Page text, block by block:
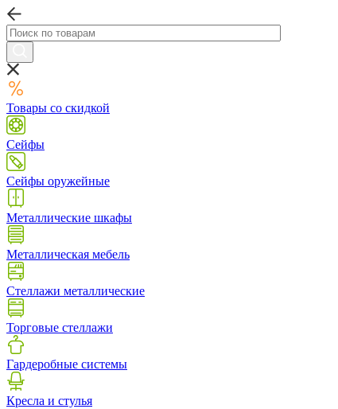
Товары со скидкой
Сейфы
Сейфы оружейные
Металлические шкафы
Металлическая мебель
Стеллажи металлические
Торговые стеллажи
Гардеробные системы
Кресла и стулья